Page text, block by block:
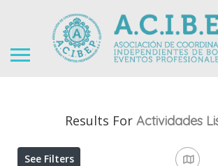
Results For Actividades
See Filters